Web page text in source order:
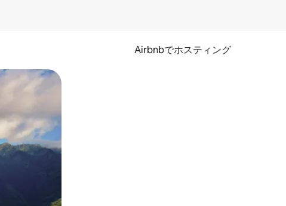
Airbnbでホスティング